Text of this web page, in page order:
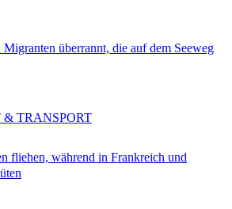
überrannt, die auf dem Seeweg
fliehen, während in Frankreich und
TRANSPORT